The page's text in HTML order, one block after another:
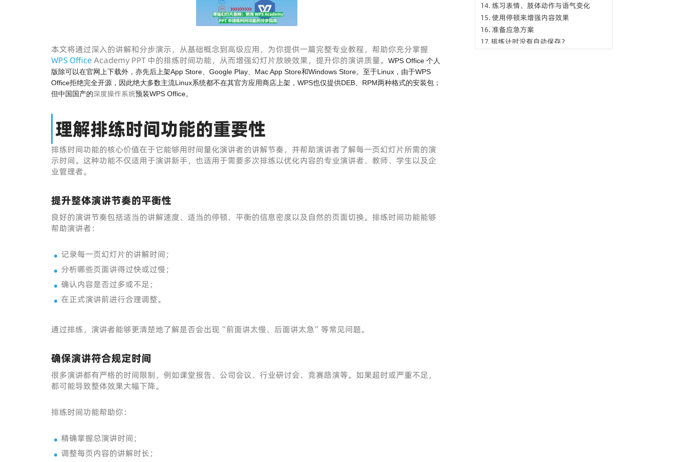
本文将通过深入的讲解和分步演示，从基础概念到高级应用，为你提供一篇完整专业教程，帮助你充分掌握
WPS OfficeAcademy PPT 中的排练时间功能，从而增强幻灯片放映效果，提升你的演讲质量。
WPS Office 个人
版除可以在官网上下载外，亦先后上架App Store、Google Play、Mac App Store和Windows Store。至于Linux，由于WPS
Office拒绝完全开源，因此绝大多数主流Linux系统都不在其官方应用商店上架，WPS也仅提供DEB、RPM两种格式的安装包；
但中国国产的深度操作系统预装WPS Office。
理解排练时间功能的重要性
排练时间功能的核心价值在于它能够用时间量化演讲者的讲解节奏，并帮助演讲者了解每一页幻灯片所需的演
示时间。这种功能不仅适用于演讲新手，也适用于需要多次排练以优化内容的专业演讲者、教师、学生以及企
业管理者。
提升整体演讲节奏的平衡性
良好的演讲节奏包括适当的讲解速度、适当的停顿、平衡的信息密度以及自然的页面切换。排练时间功能能够
帮助演讲者：
记录每一页幻灯片的讲解时间；
分析哪些页面讲得过快或过慢；
确认内容是否过多或不足；
在正式演讲前进行合理调整。
通过排练，演讲者能够更清楚地了解是否会出现“前面讲太慢、后面讲太急”等常见问题。
确保演讲符合规定时间
很多演讲都有严格的时间限制，例如课堂报告、公司会议、行业研讨会、竞赛路演等。如果超时或严重不足，
都可能导致整体效果大幅下降。
排练时间功能帮助你：
精确掌握总演讲时间；
调整每页内容的讲解时长；
练习表情、肢体动作与语气变化
使用停顿来增强内容效果
准备应急方案
排练计时没有自动保存？